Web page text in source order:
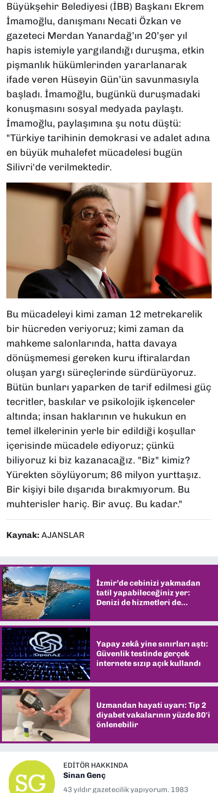
Büyükşehir Belediyesi (İBB) Başkanı Ekrem
İmamoğlu, danışmanı Necati Özkan ve
gazeteci Merdan Yanardağ’ın 20’şer yıl
hapis istemiyle yargılandığı duruşma, etkin
pişmanlık hükümlerinden yararlanarak
ifade veren Hüseyin Gün’ün savunmasıyla
başladı. İmamoğlu, bugünkü duruşmadaki
konuşmasını sosyal medyada paylaştı.
İmamoğlu, paylaşımına şu notu düştü:
"Türkiye tarihinin demokrasi ve adalet adına
en büyük muhalefet mücadelesi bugün
Silivri'de verilmektedir.
Bu mücadeleyi kimi zaman 12 metrekarelik
bir hücreden veriyoruz; kimi zaman da
mahkeme salonlarında, hatta davaya
dönüşmemesi gereken kuru iftiralardan
oluşan yargı süreçlerinde sürdürüyoruz.
Bütün bunları yaparken de tarif edilmesi güç
tecritler, baskılar ve psikolojik işkenceler
altında; insan haklarının ve hukukun en
temel ilkelerinin yerle bir edildiği koşullar
içerisinde mücadele ediyoruz; çünkü
biliyoruz ki biz kazanacağız. "Biz" kimiz?
Yürekten söylüyorum; 86 milyon yurttaşız.
Bir kişiyi bile dışarıda bırakmıyorum. Bu
muhterisler hariç. Bir avuç. Bu kadar."
Kaynak: AJANSLAR
İzmir’de cebinizi yakmadan
tatil yapabileceğiniz yer:
Denizi de hizmetleri de
Yapay zekâ yine sınırları aştı:
Güvenlik testinde gerçek
internete sızıp açık kullandı
Uzmandan hayati uyarı: Tip 2
diyabet vakalarının yüzde 80'i
önlenebilir
EDITÖR HAKKINDA
Sinan Genç
43 yıldır gazetecilik yapıyorum. 1983